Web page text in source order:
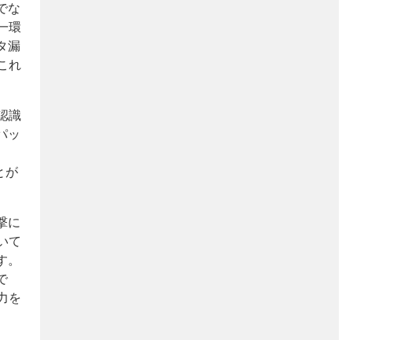
な
環
漏
れ
識
ッ
が
に
て
を